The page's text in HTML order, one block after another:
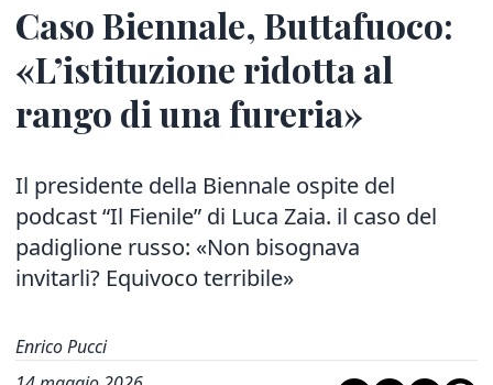
Caso Biennale, Buttafuoco:
«L’istituzione ridotta al
rango di una fureria»
Il presidente della Biennale ospite del
podcast “Il Fienile” di Luca Zaia. il caso del
padiglione russo: «Non bisognava
invitarli? Equivoco terribile»
Enrico Pucci